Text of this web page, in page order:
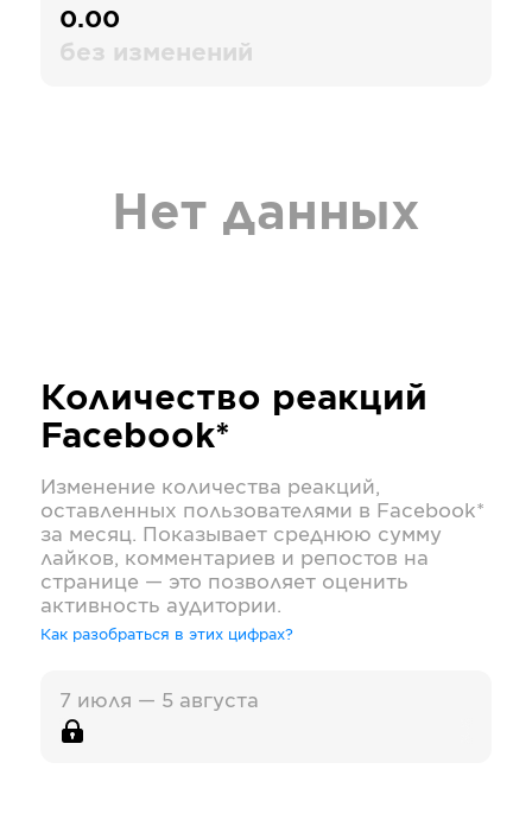
0.00
без изменений
Нет данных
Количество реакций
Facebook*
Изменение количества реакций,
оставленных пользователями в Facebook*
за месяц. Показывает среднюю сумму
лайков, комментариев и репостов на
странице — это позволяет оценить
активность аудитории.
Как разобраться в этих цифрах?
7 июля — 5 августа